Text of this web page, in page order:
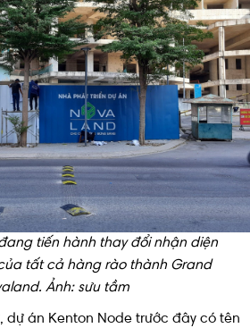
tiến hành thay đổi nhận diện
tất cả hàng rào thành Grand
Ảnh: sưu tầm
dự án Kenton Node trước đây có tên